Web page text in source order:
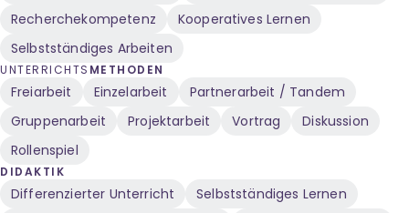
Recherchekompetenz
Kooperatives Lernen
Selbstständiges Arbeiten
UNTERRICHTS METHODEN
Freiarbeit Einzelarbeit
Partnerarbeit / Tandem
Gruppenarbeit
Projektarbeit Vortrag
Diskussion
Rollenspiel
DIDAKTIK
Differenzierter Unterricht
Selbstständiges Lernen